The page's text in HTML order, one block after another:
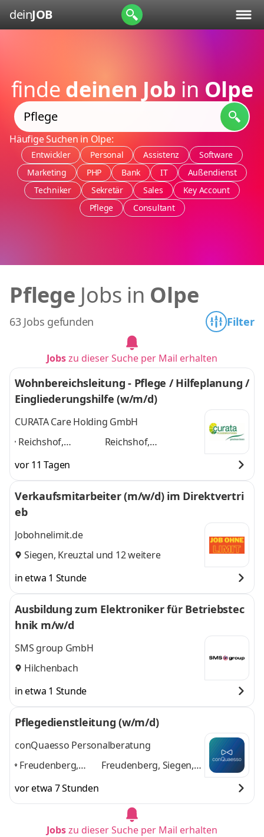
deinJOB
finde deinen Job in Olpe
Häufige Suchen in Olpe:
Entwickler Personal Assistenz
Software
Marketing
PHP Bank IT
Außendienst
Techniker
Sekretär Sales
Key Account
Pflege
Consultant
Pflege Jobs in Olpe
63 Jobs gefunden Filter
Jobszu dieser Suche per Mail erhalten
Wohnbereichsleitung - Pflege / Hilfeplanung /
Eingliederungshilfe (w/m/d)
CURATA Care Holding GmbH
Reichshof,
Frankfurt am Main,
Dresden, Heidesee,
Bad Königshofen
im Grabfeld,
Reichshof,
Dresden, Heidesee,
Bad Königshofen im
vor 11 Tagen
Verkaufsmitarbeiter (m/w/d) im Direktvertri
eb
Jobohnelimit.de
Siegen, Kreuztal und 12 weitere
in etwa 1 Stunde
Ausbildung zum Elektroniker für Betriebstec
hnik m/w/d
SMS group GmbH
Hilchenbach
in etwa 1 Stunde
Pflegedienstleitung (w/m/d)
conQuaesso Personalberatung
Freudenberg,
Kreuztal, Kirchen,
Wilnsdorf,
Freudenberg, Siegen,
weitere
vor etwa 7 Stunden
Jobszu dieser Suche per Mail erhalten